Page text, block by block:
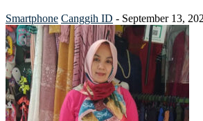
Smartphone Canggih ID - September 13,